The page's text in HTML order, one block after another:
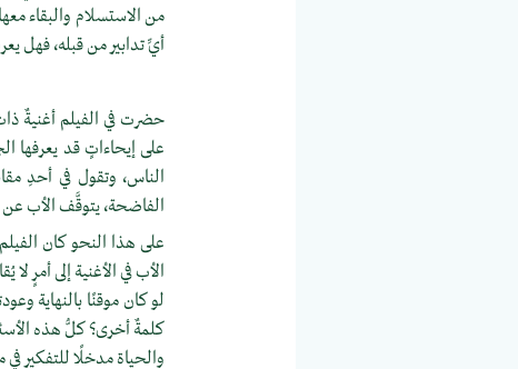
من الاستسلام والبقاء
أيِّ تدابير من قبله، فهل
حضرت في الفيلم أغنيةٌ
على إيحاءاتٍ قد يعرفها
الناس، وتقول في أحدِ
الفاضحة، يتوقَّف الأب
على هذا النحو كان
الأب في الأغنية إلى أمرٍ
لو كان موقنًا بالنهاية
كلمةٌ أخرى؟ كلُّ هذه
والحياة مدخلًا للتفكير